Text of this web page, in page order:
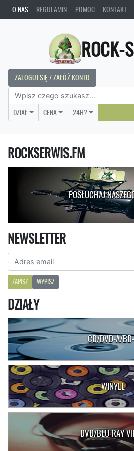
O NAS REGULAMIN POMOC KONTAKT
ROCK-
ZALOGUJ SIĘ / ZAŁÓŻ KONTO
DZIAŁ CENA 24H?
ROCKSERWIS.FM
POSŁUCHAJ
NEWSLETTER
ZAPISZ WYPISZ
DZIAŁY
CD/DVD-A/
WINYLE
DVD/BLU-RAY